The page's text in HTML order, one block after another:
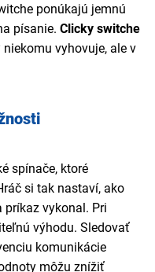
ponúkajú jemnú
písanie. Clicky switche
vyhovuje, ale v
spínače, ktoré
si tak nastaví, ako
vykonal. Pri
výhodu. Sledovať
komunikácie
môžu znížiť